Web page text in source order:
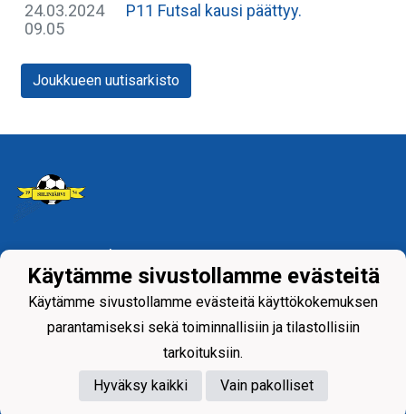
24.03.2024
09.05
P11 Futsal kausi päättyy.
Joukkueen uutisarkisto
Tietosuojaseloste
Siilinjärven Palloseura ry
Powered by
Käytämme sivustollamme evästeitä
Käytämme sivustollamme evästeitä käyttökokemuksen
parantamiseksi sekä toiminnallisiin ja tilastollisiin
tarkoituksiin.
Hyväksy kaikki
Vain pakolliset